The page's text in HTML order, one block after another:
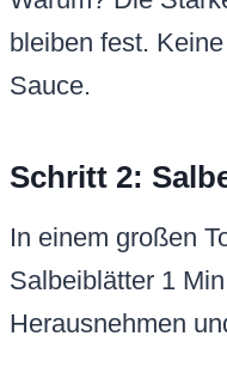
bleiben fest.
Sauce.
Schritt 2:
In einem großen
Salbeiblätter 1
Herausnehmen